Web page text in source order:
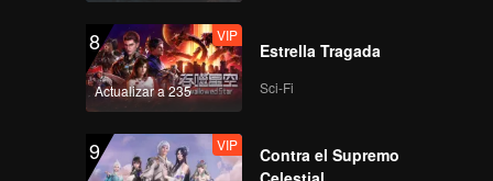
8
Actualizar a 235
VIP
Estrella Tragada
Sci-Fi
9 VIP
Contra el Supremo